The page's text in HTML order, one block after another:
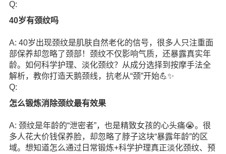
Q:
40岁有颈纹吗
A: 40岁出现颈纹是肌肤自然老化的信号，很多人只注重面
部保养却忽略了颈部！颈纹不仅影响气质，还暴露真实年
龄。如何科学护理、淡化颈纹？从成分选择到按摩手法全
解析，教你打造天鹅颈线，抗老从“颈”开始💪✨
Q:
怎么锻炼消除颈纹最有效果
A: 颈纹是年龄的“泄密者”，也是精致女孩的心头痛😭。很
多人花大价钱保养脸，却忽略了脖子这块“暴露年龄”的区
域。想知道怎么通过日常锻炼+科学护理真正淡化颈纹、预